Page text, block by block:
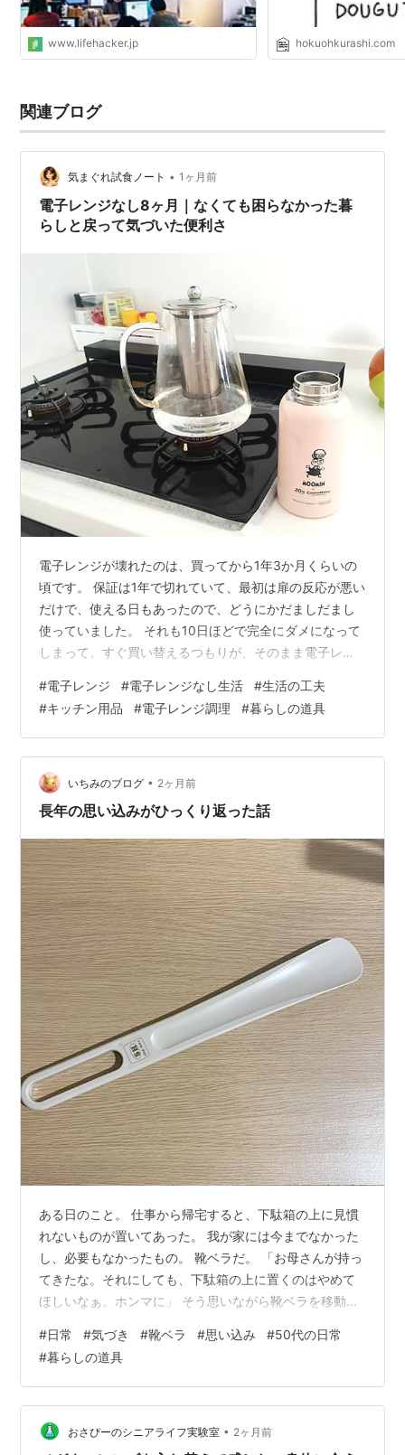
www.lifehacker.jp hokuohkurashi.com
関連ブログ
気まぐれ試食ノート • 1ヶ月前
電子レンジなし8ヶ月｜なくても困らなかった暮
らしと戻って気づいた便利さ
電子レンジが壊れたのは、買ってから1年3か月くらいの
頃です。 保証は1年で切れていて、最初は扉の反応が悪い
だけで、使える日もあったので、どうにかだましだまし
使っていました。 それも10日ほどで完全にダメになって
しまって、すぐ買い替えるつもりが、そのまま電子レン
生活の工夫 残ったご飯は、チャーハンや雑炊にしていま
した。 おかずは魚焼きグリルやフライパンで温め直すこ
とが多く、炊飯器の保温で温めた日もあります。 飲み物
はガスコンロで温めて、毎日お湯を沸かして魔法瓶に入
れておくのが習慣に。 冷凍食品は普段あまり買いません
でしたが、「凍ったままお弁当に…
#電子レンジ #電子レンジなし生活 #生活の工夫
#キッチン用品 #電子レンジ調理 #暮らしの道具
いちみのブログ • 2ヶ月前
長年の思い込みがひっくり返った話
ある日のこと。 仕事から帰宅すると、下駄箱の上に見慣
れないものが置いてあった。 我が家には今までなかった
し、必要もなかったもの。 靴ベラだ。 「お母さんが持っ
てきたな。それにしても、下駄箱の上に置くのはやめて
ほしいなぁ。ホンマに」 そう思いながら靴ベラを移動さ
い。 私は横着者で、スニーカーを履くときも紐をほどい
て結び直したりしない。 つま先でトントンしながら無理
やり履くので、かかと側はかなり傷んで汚れている。 そ
んなある日。 何気なく靴ベラを使ってみた。 すると... ま
ぁ、なんということでしょう。 楽チン。 ノーストレス。
#日常 #気づき #靴ベラ #思い込み #50代の日常
#暮らしの道具
おさぴーのシニアライフ実験室 • 2ヶ月前